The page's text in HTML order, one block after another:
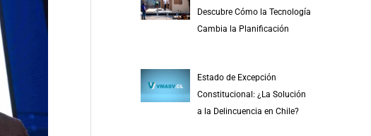
Descubre Cómo la Tecnología
Cambia la Planificación
Estado de Excepción
Constitucional: ¿La Solución
a la Delincuencia en Chile?